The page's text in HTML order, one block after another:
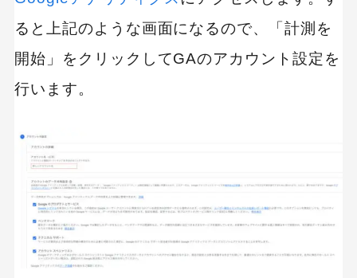
ると上記のような画面になるので、「計測を
開始」をクリックしてGAのアカウント設定を
行います。